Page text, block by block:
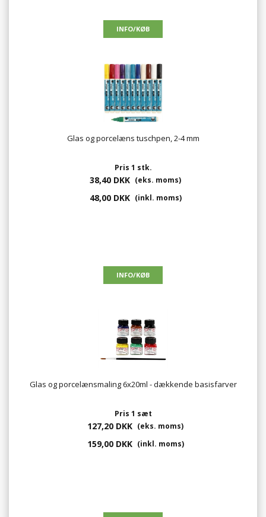
Glas og porcelæns tuschpen, 2-4 mm
Pris 1 stk.
38,40 DKK (eks. moms)
48,00 DKK (inkl. moms)
Glas og porcelænsmaling 6x20ml - dækkende basisfarver
Pris 1 sæt
127,20 DKK (eks. moms)
159,00 DKK (inkl. moms)